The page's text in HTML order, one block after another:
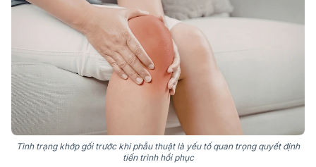
Tình trạng khớp gối trước khi phẫu thuật là yếu tố quan trọng quyết định
tiến trình hồi phục